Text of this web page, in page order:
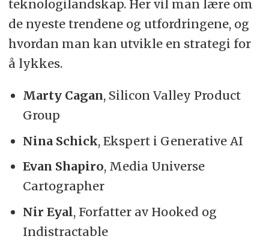
teknologilandskap. Her vil man lære om
de nyeste trendene og utfordringene, og
hvordan man kan utvikle en strategi for
å lykkes.
Marty Cagan, Silicon Valley Product
Group
Nina Schick, Ekspert i Generative AI
Evan Shapiro, Media Universe
Cartographer
Nir Eyal, Forfatter av Hooked og
Indistractable